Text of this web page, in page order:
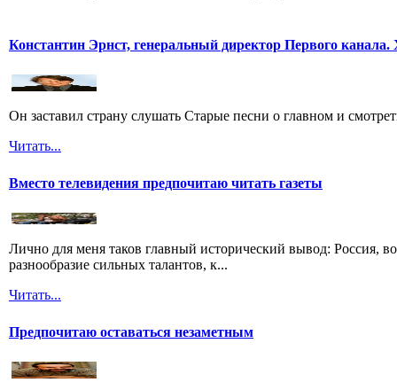
Константин Эрнст, генеральный директор Первого канала.
Он заставил страну слушать Старые песни о главном и
Читать...
Вместо телевидения предпочитаю читать газеты
Лично для меня таков главный исторический вывод: Россия,
разнообразие сильных талантов, к...
Читать...
Предпочитаю оставаться незаметным